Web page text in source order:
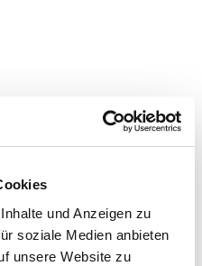
und Anzeigen zu
soziale Medien anbieten
unsere Website zu